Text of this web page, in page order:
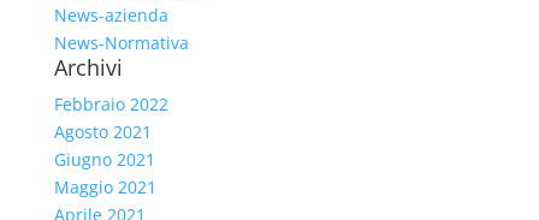
News-azienda
News-Normativa
Archivi
Febbraio 2022
Agosto 2021
Giugno 2021
Maggio 2021
Aprile 2021